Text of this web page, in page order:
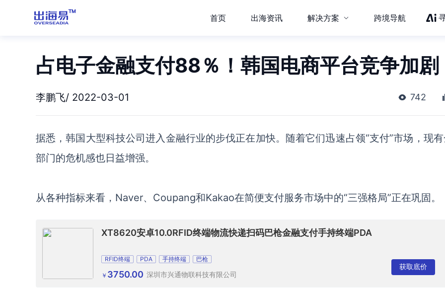
首页 出海资讯 解决方案 跨境导航
占电子金融支付88％！韩国电商平台竞争加剧
李鹏飞/ 2022-03-01 742
据悉，韩国大型科技公司进入金融行业的步伐正在加快。随着它们迅速占领“支付”市场，现
部门的危机感也日益增强。
从各种指标来看， Naver、 Coupang和Kakao在简便支付服务市场中的“三强格局”正在巩固。
XT8620安卓10.0RFID终端物流快递扫码巴枪金融支付手持终端PDA
RFID终端 PDA 手持终端 巴枪
￥ 3750.00 深圳市兴通物联科技有限公司
获取底价